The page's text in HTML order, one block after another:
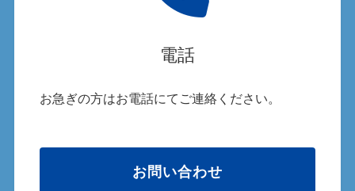
電話
お急ぎの方はお電話にてご連絡ください。
お問い合わせ